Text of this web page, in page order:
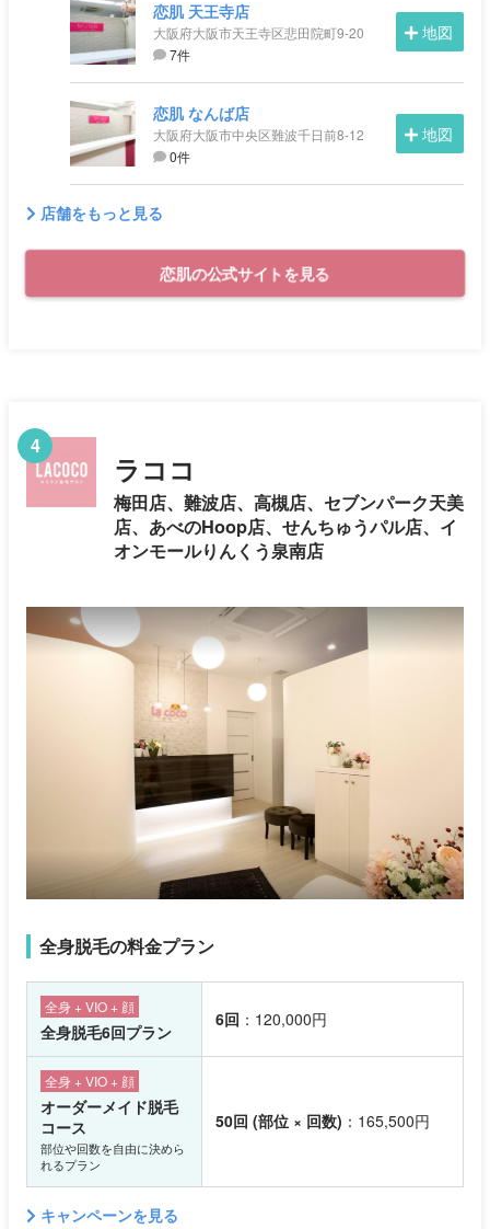
恋肌 天王寺店
大阪府大阪市天王寺区悲田院町9-20
7件
地図
恋肌 なんば店
大阪府大阪市中央区難波千日前8-12
0件
地図
店舗をもっと見る
恋肌の公式サイトを見る
4
ラココ
梅田店、難波店、高槻店、セブンパーク天美
店、あべのHoop店、せんちゅうパル店、イ
オンモールりんくう泉南店
全身脱毛の料金プラン
全身 + VIO + 顔
全身脱毛6回プラン
6回 ：120,000円
全身 + VIO + 顔
オーダーメイド脱毛
コース
部位や回数を自由に決めら
れるプラン
50回 (部位 × 回数) ：165,500円
キャンペーンを見る